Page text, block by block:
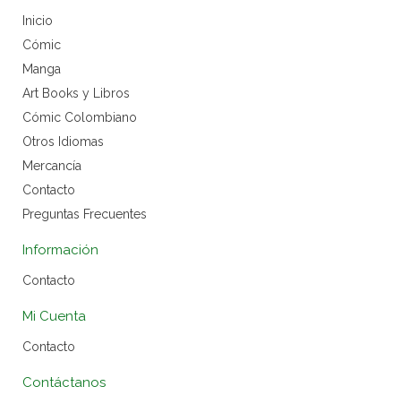
Inicio
Cómic
Manga
Art Books y Libros
Cómic Colombiano
Otros Idiomas
Mercancía
Contacto
Preguntas Frecuentes
Información
Contacto
Mi Cuenta
Contacto
Contáctanos